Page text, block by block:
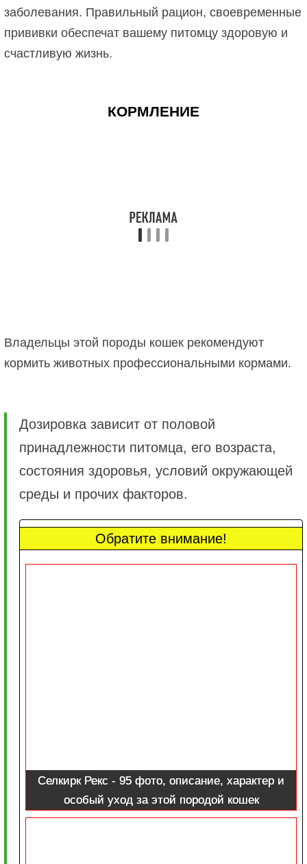
заболевания. Правильный рацион, своевременные
прививки обеспечат вашему питомцу здоровую и
счастливую жизнь.
КОРМЛЕНИЕ
Владельцы этой породы кошек рекомендуют
кормить животных профессиональными кормами.
Дозировка зависит от половой
принадлежности питомца, его возраста,
состояния здоровья, условий окружающей
среды и прочих факторов.
Обратите внимание!
Селкирк Рекс - 95 фото, описание, характер и
особый уход за этой породой кошек